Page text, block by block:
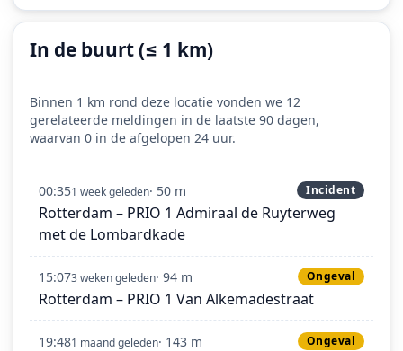
In de buurt (≤ 1 km)
Binnen 1 km rond deze locatie vonden we 12
gerelateerde meldingen in de laatste 90 dagen,
waarvan 0 in de afgelopen 24 uur.
00:351 week geleden· 50 m Incident
Rotterdam – PRIO 1 Admiraal de Ruyterweg
met de Lombardkade
15:073 weken geleden· 94 m Ongeval
Rotterdam – PRIO 1 Van Alkemadestraat
19:481 maand geleden· 143 m Ongeval